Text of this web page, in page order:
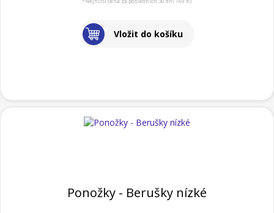
Vložit do košíku
Ponožky - Berušky nízké